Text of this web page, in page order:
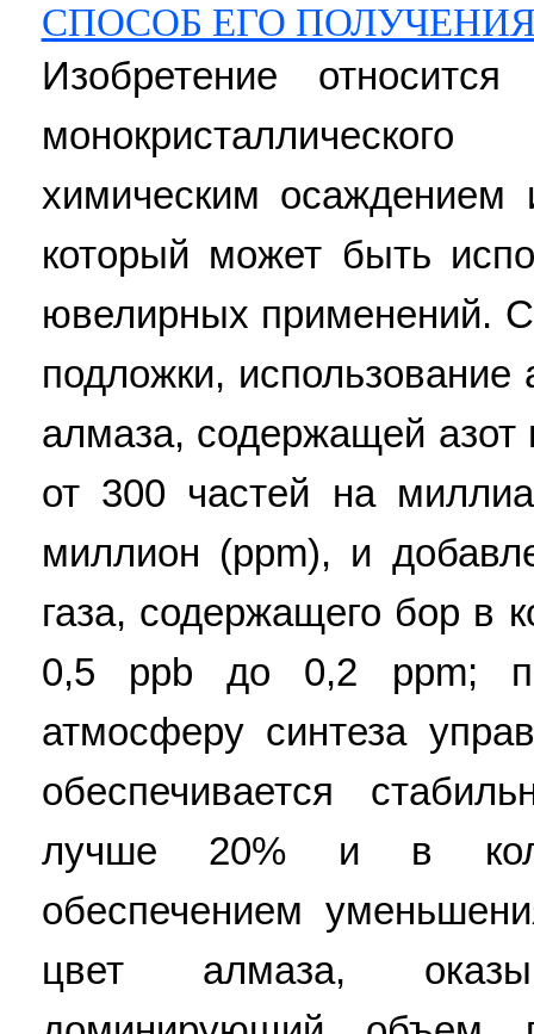
СПОСОБ ЕГО
Изобретение
химическим
который может быть
ювелирных применений.
подложки,
алмаза, содержащей азот
от 300 частей на
миллион (ppm), и
газа, содержащего бор в
0,5 ppb до 0,2 ppm;
атмосферу синтеза
обеспечивается
лучше 20% и в
обеспечением
цвет алмаза,